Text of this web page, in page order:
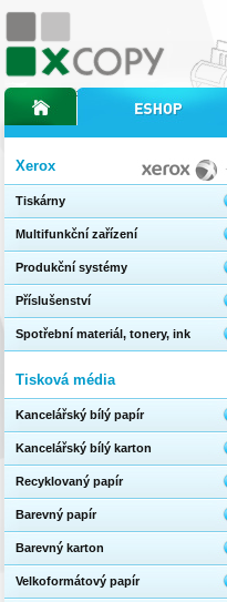
Xerox
Tiskárny
Multifunkční zařízení
Produkční systémy
Příslušenství
Spotřební materiál, tonery, ink
Tisková média
Kancelářský bílý papír
Kancelářský bílý karton
Recyklovaný papír
Barevný papír
Barevný karton
Velkoformátový papír
úvodní stránka xcopyinternetový obchod xcopy